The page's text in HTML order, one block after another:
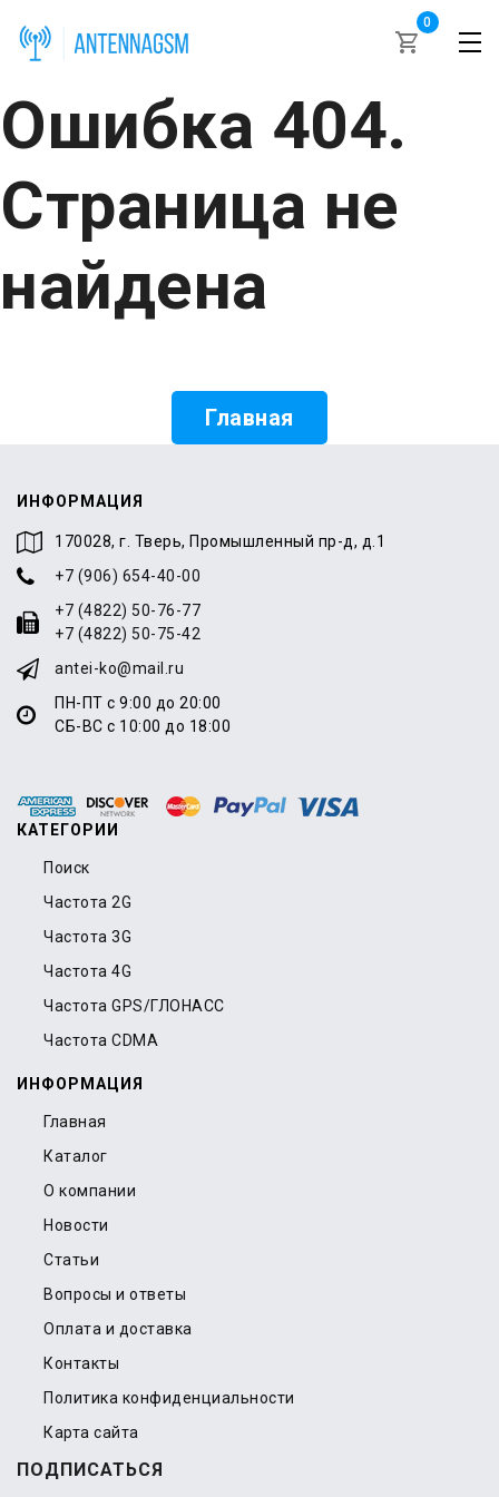
0
Ошибка 404.
Страница не
найдена
Главная
ИНФОРМАЦИЯ
170028, г. Тверь, Промышленный пр-д, д.1
+7 (906) 654-40-00
+7 (4822) 50-76-77
+7 (4822) 50-75-42
antei-ko@mail.ru
ПН-ПТ с 9:00 до 20:00
СБ-ВС с 10:00 до 18:00
КАТЕГОРИИ
Поиск
Частота 2G
Частота 3G
Частота 4G
Частота GPS/ГЛОНАСС
Частота CDMA
ИНФОРМАЦИЯ
Главная
Каталог
О компании
Новости
Статьи
Вопросы и ответы
Оплата и доставка
Контакты
Политика конфиденциальности
Карта сайта
ПОДПИСАТЬСЯ